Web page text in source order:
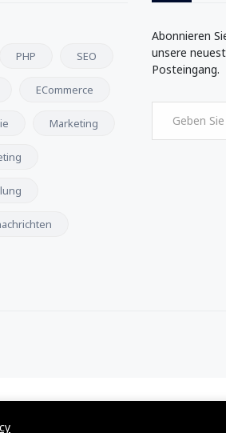
PHP SEO
ECommerce
Marketing
Abonnieren
unsere
Posteingang.